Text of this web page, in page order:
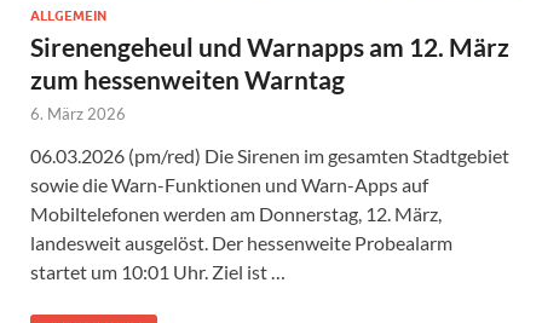
ALLGEMEIN
Sirenengeheul und Warnapps am 12. März
zum hessenweiten Warntag
6. März 2026
06.03.2026 (pm/red) Die Sirenen im gesamten Stadtgebiet
sowie die Warn-Funktionen und Warn-Apps auf
Mobiltelefonen werden am Donnerstag, 12. März,
landesweit ausgelöst. Der hessenweite Probealarm
startet um 10:01 Uhr. Ziel ist …